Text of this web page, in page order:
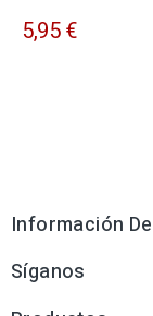
5,95 €
Información
Síganos